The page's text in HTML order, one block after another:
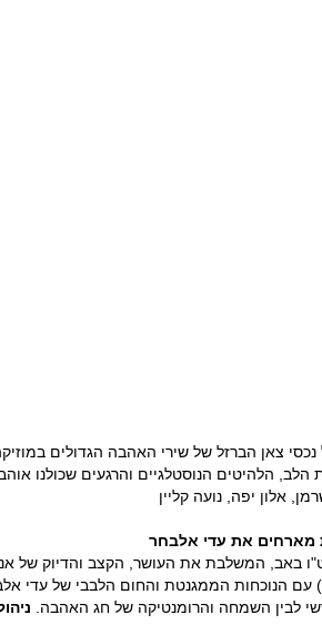
צאן הברזל של שירי האהבה הגדולים
הלהיטים הנוסטלגיים והרגעים שכולנו
אלון יפה, נועה קליין
מארחים את עדי אלבחר
באב, המשלבת את העושר, הקצב והדיוק של
(כ-14 נגנים) עם הנוכחות הממגנטת והחום הלבבי של
לבין השמחה והרומנטיקה של חג האהבה.